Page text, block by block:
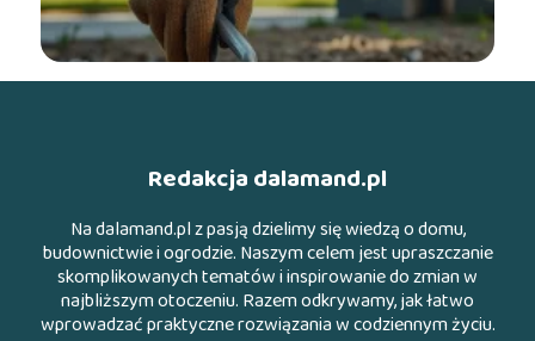
Redakcja dalamand.pl
Na dalamand.pl z pasją dzielimy się wiedzą o domu,
budownictwie i ogrodzie. Naszym celem jest upraszczanie
skomplikowanych tematów i inspirowanie do zmian w
najbliższym otoczeniu. Razem odkrywamy, jak łatwo
wprowadzać praktyczne rozwiązania w codziennym życiu.